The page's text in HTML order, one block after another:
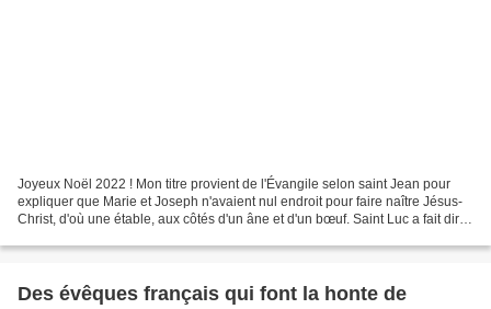
Joyeux Noël 2022 ! Mon titre provient de l'Évangile selon saint Jean pour
expliquer que Marie et Joseph n'avaient nul endroit pour faire naître Jésus-
Christ, d'où une étable, aux côtés d'un âne et d'un bœuf. Saint Luc a fait dire
Des évêques français qui font la honte de